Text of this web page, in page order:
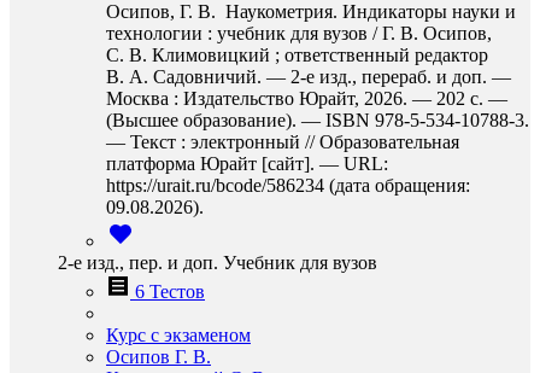
Осипов, Г. В. Наукометрия. Индикаторы науки и
технологии : учебник для вузов / Г. В. Осипов,
С. В. Климовицкий ; ответственный редактор
В. А. Садовничий. — 2-е изд., перераб. и доп. —
Москва : Издательство Юрайт, 2026. — 202 с. —
(Высшее образование). — ISBN 978-5-534-10788-3.
— Текст : электронный // Образовательная
платформа Юрайт [сайт]. — URL:
https://urait.ru/bcode/586234 (дата обращения:
09.08.2026).
2-е изд., пер. и доп. Учебник для вузов
6 Тестов
Курс с экзаменом
Осипов Г. В.